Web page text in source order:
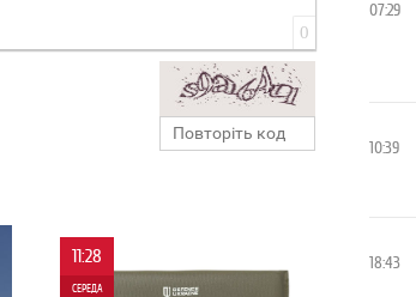
0
11:28
СЕРЕДА
07:29
10:39
18:43